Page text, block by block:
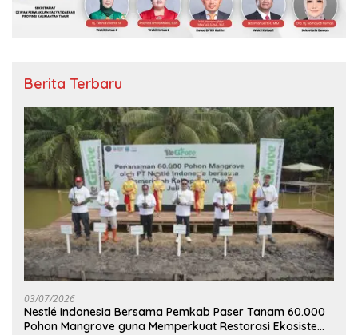
Berita Terbaru
03/07/2026
Nestlé Indonesia Bersama Pemkab Paser Tanam 60.000
Pohon Mangrove guna Memperkuat Restorasi Ekosistem